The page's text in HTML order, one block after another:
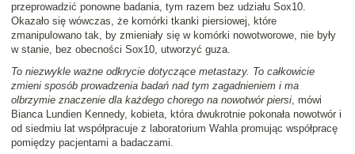
przeprowadzić ponowne badania, tym razem bez udziału Sox10.
Okazało się wówczas, że komórki tkanki piersiowej, które
zmanipulowano tak, by zmieniały się w komórki nowotworowe, nie były
w stanie, bez obecności Sox10, utworzyć guza.
To niezwykle ważne odkrycie dotyczące metastazy. To całkowicie
zmieni sposób prowadzenia badań nad tym zagadnieniem i ma
olbrzymie znaczenie dla każdego chorego na nowotwór piersi, mówi
Bianca Lundien Kennedy, kobieta, która dwukrotnie pokonała nowotwór i
od siedmiu lat współpracuje z laboratorium Wahla promując współpracę
pomiędzy pacjentami a badaczami.